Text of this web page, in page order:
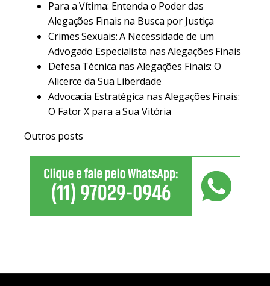
Para a Vítima: Entenda o Poder das
Alegações Finais na Busca por Justiça
Crimes Sexuais: A Necessidade de um
Advogado Especialista nas Alegações Finais
Defesa Técnica nas Alegações Finais: O
Alicerce da Sua Liberdade
Advocacia Estratégica nas Alegações Finais:
O Fator X para a Sua Vitória
Outros posts